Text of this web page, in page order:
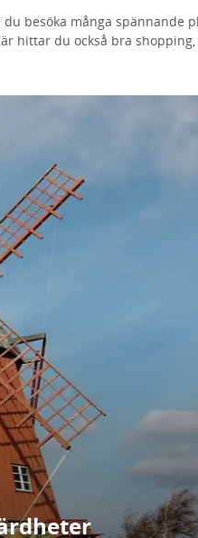
du besöka många spännande
hittar du också bra